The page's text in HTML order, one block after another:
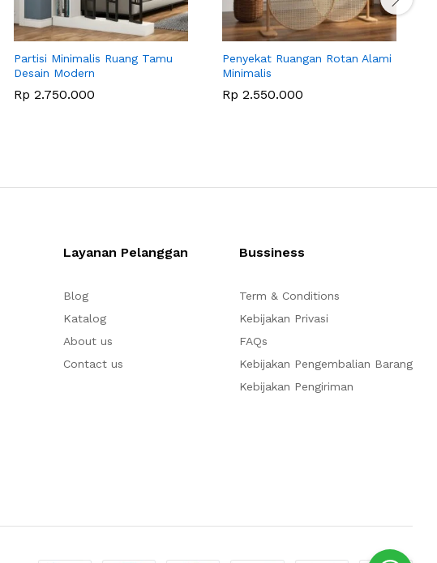
Partisi Minimalis Ruang Tamu
Desain Modern
Rp 2.750.000
Penyekat Ruangan Rotan Alami
Minimalis
Rp 2.550.000
Layanan Pelanggan
Blog
Katalog
About us
Contact us
Bussiness
Term & Conditions
Kebijakan Privasi
FAQs
Kebijakan Pengembalian Barang
Kebijakan Pengiriman